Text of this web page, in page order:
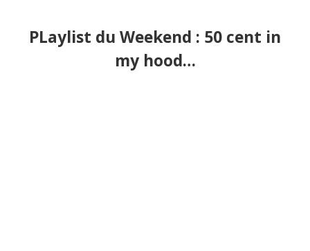
PLaylist du Weekend : 50 cent in
my hood…